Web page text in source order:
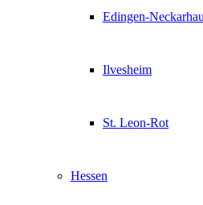
Edingen-
Ilvesheim
St. Leon-Rot
Hessen